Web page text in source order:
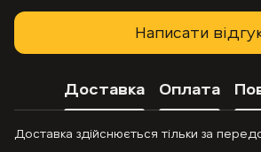
Написати
Доставка Оплата
Доставка здійснюється тільки за